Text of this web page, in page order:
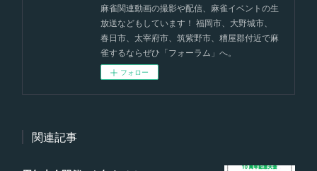
麻雀関連動画の撮影や配信、麻雀イベントの生
放送などもしています！ 福岡市、大野城市、
春日市、太宰府市、筑紫野市、糟屋郡付近で麻
雀するならぜひ「フォーラム」へ。
フォロー
関連記事